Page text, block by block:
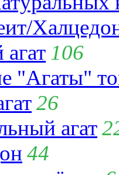
106
"Агаты"
26
агат
44